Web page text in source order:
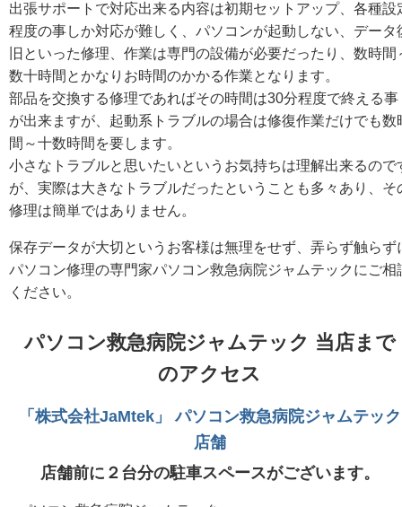
出張サポートで対応出来る内容は初期セットアップ、各種設
程度の事しか対応が難しく、パソコンが起動しない、データ
旧といった修理、作業は専門の設備が必要だったり、数時間
数十時間とかなりお時間のかかる作業となります。
部品を交換する修理であればその時間は30分程度で終える事
が出来ますが、起動系トラブルの場合は修復作業だけでも数
間～十数時間を要します。
小さなトラブルと思いたいというお気持ちは理解出来るので
が、実際は大きなトラブルだったということも多々あり、そ
修理は簡単ではありません。
保存データが大切というお客様は無理をせず、弄らず触らず
パソコン修理の専門家パソコン救急病院ジャムテックにご相
ください。
パソコン救急病院ジャムテック 当店まで
のアクセス
「株式会社JaMtek」 パソコン救急病院ジャムテック
店舗
店舗前に２台分の駐車スペースがございます。